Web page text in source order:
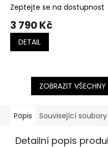
Zeptejte se na dostupnost
3 790 Kč
DETAIL
ZOBRAZIT
Popis Související soubory
Detailní popis